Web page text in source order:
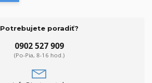
Potrebujete poradiť?
0902 527 909
(Po-Pia, 8-16 hod.)